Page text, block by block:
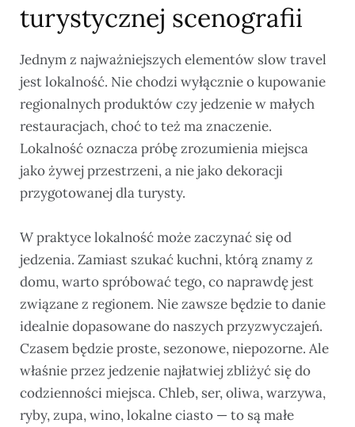
turystycznej scenografii
Jednym z najważniejszych elementów slow travel
jest lokalność. Nie chodzi wyłącznie o kupowanie
regionalnych produktów czy jedzenie w małych
restauracjach, choć to też ma znaczenie.
Lokalność oznacza próbę zrozumienia miejsca
jako żywej przestrzeni, a nie jako dekoracji
przygotowanej dla turysty.
W praktyce lokalność może zaczynać się od
jedzenia. Zamiast szukać kuchni, którą znamy z
domu, warto spróbować tego, co naprawdę jest
związane z regionem. Nie zawsze będzie to danie
idealnie dopasowane do naszych przyzwyczajeń.
Czasem będzie proste, sezonowe, niepozorne. Ale
właśnie przez jedzenie najłatwiej zbliżyć się do
codzienności miejsca. Chleb, ser, oliwa, warzywa,
ryby, zupa, wino, lokalne ciasto — to są małe